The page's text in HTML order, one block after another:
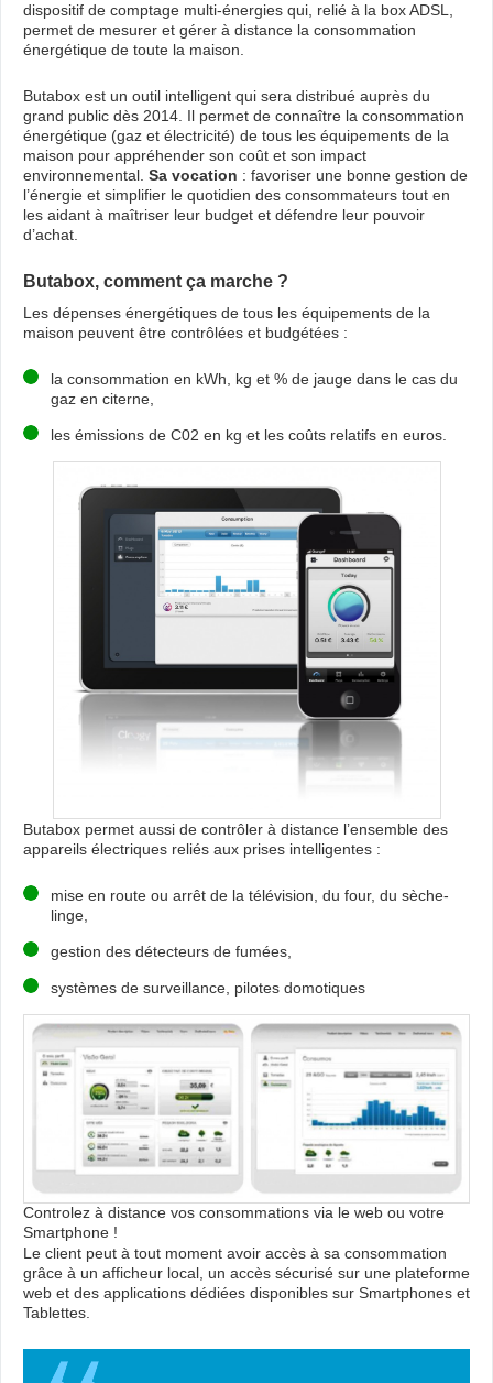
dispositif de comptage multi-énergies qui, relié à la box ADSL,
permet de mesurer et gérer à distance la consommation
énergétique de toute la maison.
Butabox est un outil intelligent qui sera distribué auprès du
grand public dès 2014. Il permet de connaître la consommation
énergétique (gaz et électricité) de tous les équipements de la
maison pour appréhender son coût et son impact
environnemental. Sa vocation : favoriser une bonne gestion de
l’énergie et simplifier le quotidien des consommateurs tout en
les aidant à maîtriser leur budget et défendre leur pouvoir
d’achat.
Butabox, comment ça marche ?
Les dépenses énergétiques de tous les équipements de la
maison peuvent être contrôlées et budgétées :
la consommation en kWh, kg et % de jauge dans le cas du
gaz en citerne,
les émissions de C02 en kg et les coûts relatifs en euros.
Butabox permet aussi de contrôler à distance l’ensemble des
appareils électriques reliés aux prises intelligentes :
mise en route ou arrêt de la télévision, du four, du sèche-
linge,
gestion des détecteurs de fumées,
systèmes de surveillance, pilotes domotiques
Controlez à distance vos consommations via le web ou votre
Smartphone !
Le client peut à tout moment avoir accès à sa consommation
grâce à un afficheur local, un accès sécurisé sur une plateforme
web et des applications dédiées disponibles sur Smartphones et
Tablettes.